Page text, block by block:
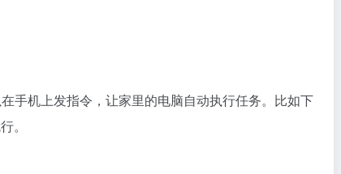
手机上发指令，让家里的电脑自动执行任务。比如下
。